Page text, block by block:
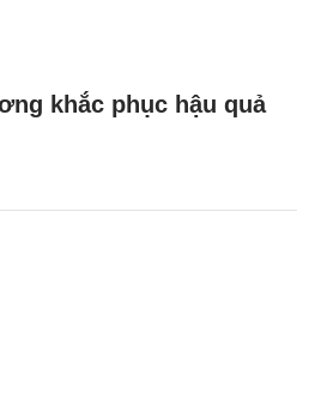
khắc phục hậu quả